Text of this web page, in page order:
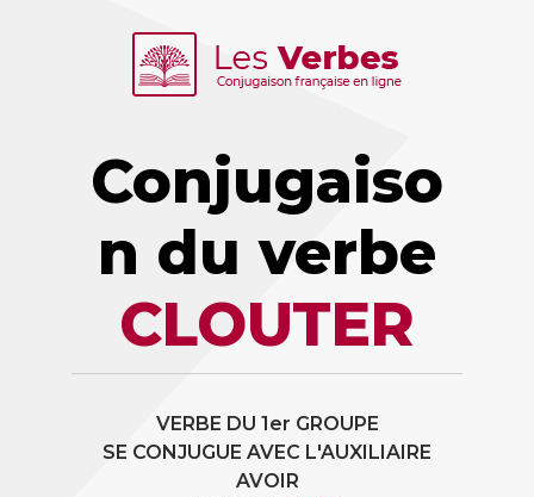
Conjugaiso
n du verbe
CLOUTER
VERBE DU 1er GROUPE
SE CONJUGUE AVEC L'AUXILIAIRE
AVOIR